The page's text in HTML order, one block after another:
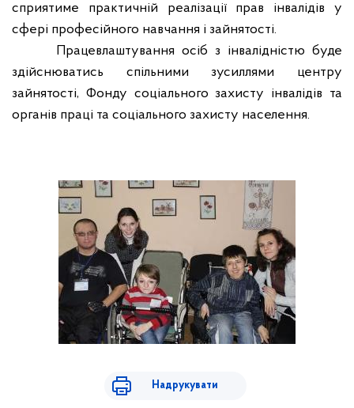
сприятиме практичній реалізації прав інвалідів у
сфері професійного навчання і зайнятості.
Працевлаштування осіб з інвалідністю буде
здійснюватись спільними зусиллями центру
зайнятості, Фонду соціального захисту інвалідів та
органів праці та соціального захисту населення.
Надрукувати